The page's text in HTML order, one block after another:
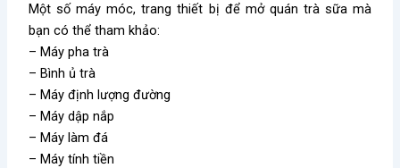
Một số máy móc, trang thiết bị để mở quán trà sữa mà
bạn có thể tham khảo:
– Máy pha trà
– Bình ủ trà
– Máy định lượng đường
– Máy dập nắp
– Máy làm đá
– Máy tính tiền